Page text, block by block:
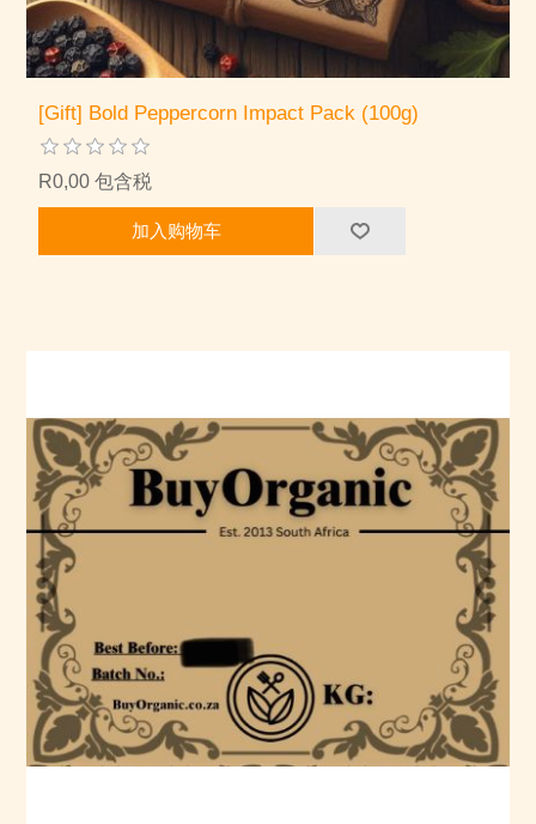
[Gift] Bold Peppercorn Impact Pack (100g)
R0,00 包含税
加入购物车